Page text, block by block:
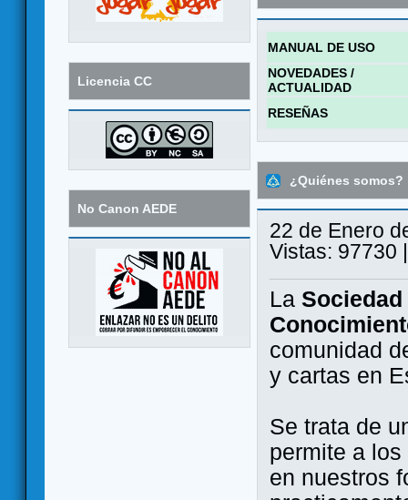
Licencia CC
No Canon AEDE
MANUAL DE USO
NOVEDADES /
ACTUALIDAD
RESEÑAS
¿Quiénes somos?
22 de Enero
Vistas: 97730
La
comunidad
y cartas en
Se trata de
permite a
en nuestros